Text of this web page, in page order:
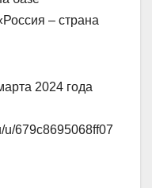
– страна
2024 года
679c8695068ff07